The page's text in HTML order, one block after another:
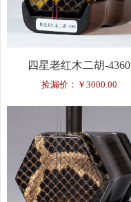
四星老红木二胡-4360
捡漏价：￥3000.00